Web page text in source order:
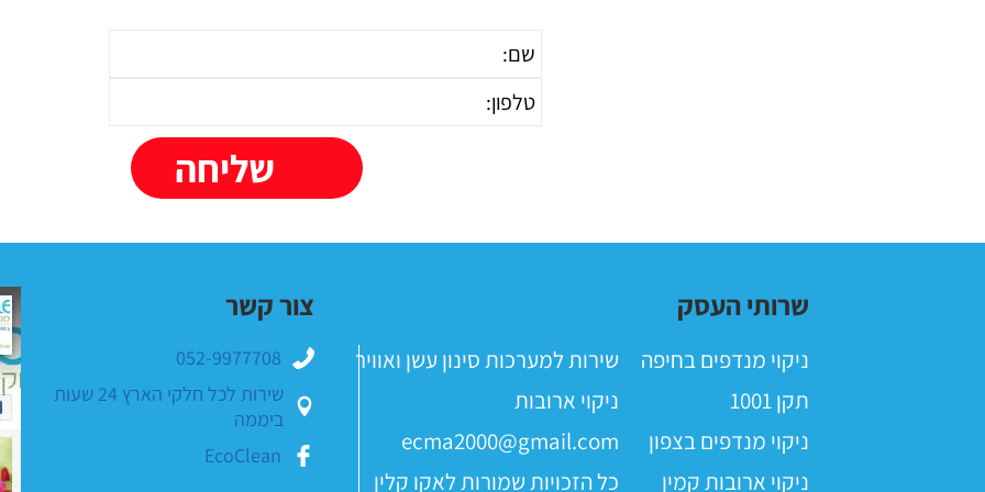
ניקוי מנדפים בצפון
שרותי העסק
ניקוי מנדפים בחיפה
תקן 1001
ניקוי מנדפים בצפון
ניקוי ארובות קמין
שירות למערכות סינון עשן ואוויר
ניקוי ארובות
ecma2000@gmail.com
כל הזכויות שמורות לאקו קלין
צור קשר
052-9977708
שירות לכל חלקי הארץ 24 שעות
ביממה
EcoClean